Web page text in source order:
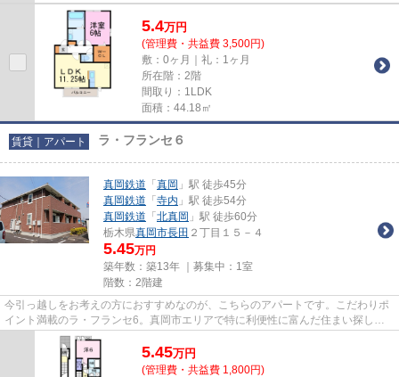
5.4万円
(管理費・共益費 3,500円)
敷：0ヶ月｜礼：1ヶ月
所在階：2階
間取り：1LDK
面積：44.18㎡
賃貸｜アパート ラ・フランセ６
真岡鉄道 「 真岡 」駅 徒歩45分
真岡鉄道 「 寺内 」駅 徒歩54分
真岡鉄道 「 北真岡 」駅 徒歩60分
栃木県真岡市長田 ２丁目１５－４
5.45万円
築年数：築13年 ｜募集中： 1室
階数：2階建
今引っ越しをお考えの方におすすめなのが、こちらのアパートです。こだわりポ
イント満載のラ・フランセ6。真岡市エリアで特に利便性に富んだ住まい探しを
お手伝いしています。巴不動産...
5.45万円
(管理費・共益費 1,800円)